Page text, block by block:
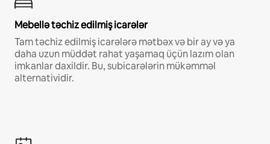
Mebellə təchiz edilmiş icarələr
Tam təchiz edilmiş icarələrə mətbəx və bir ay və ya
daha uzun müddət rahat yaşamaq üçün lazım olan
imkanlar daxildir. Bu, subicarələrin mükəmməl
alternatividir.